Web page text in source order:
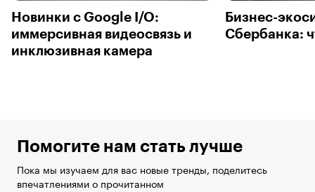
Новинки с Google I/O:
иммерсивная видеосвязь и
инклюзивная камера
Бизнес-
Сбербанка:
Помогите нам стать лучше
Пока мы изучаем для вас новые тренды, поделитесь
впечатлениями о прочитанном